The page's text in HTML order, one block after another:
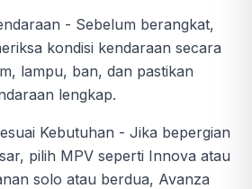
- Sebelum berangkat,
kondisi kendaraan secara
lampu, ban, dan pastikan
lengkap.
Kebutuhan - Jika bepergian
pilih MPV seperti Innova atau
solo atau berdua, Avanza